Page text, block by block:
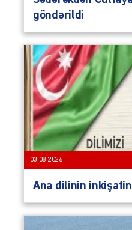
göndərildi
03.08.2026
Ana dilinin